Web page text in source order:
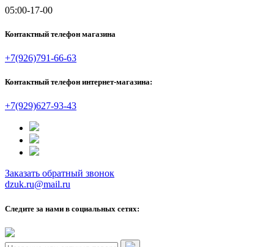
05:00-17-00
Контактный телефон магазина
+7(926)791-66-63
Контактный телефон интернет-магазина:
+7(929)627-93-43
Заказать обратный звонок
dzuk.ru@mail.ru
Следите за нами в социальных сетях: